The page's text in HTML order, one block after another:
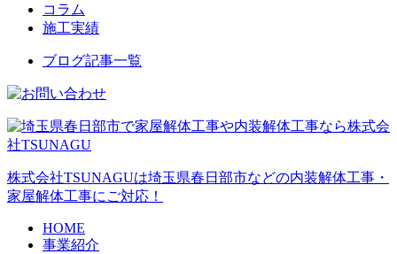
コラム
施工実績
ブログ記事一覧
株式会社TSUNAGUは埼玉県春日部市などの内装解体工事・
家屋解体工事にご対応！
HOME
事業紹介